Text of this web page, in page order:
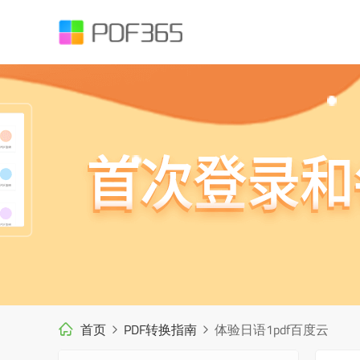
首页 PDF转换指南 体验日语1pdf百度云